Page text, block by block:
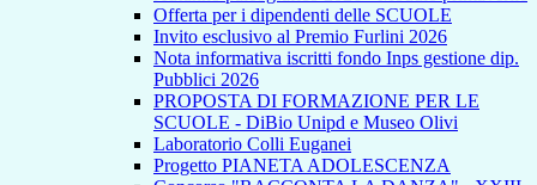
Offerta per i dipendenti delle SCUOLE
Invito esclusivo al Premio Furlini 2026
Nota informativa iscritti fondo Inps gestione dip.
Pubblici 2026
PROPOSTA DI FORMAZIONE PER LE
SCUOLE - DiBio Unipd e Museo Olivi
Laboratorio Colli Euganei
Progetto PIANETA ADOLESCENZA